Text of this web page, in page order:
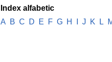
Index alfabetic
A
B C D E F G H J K L